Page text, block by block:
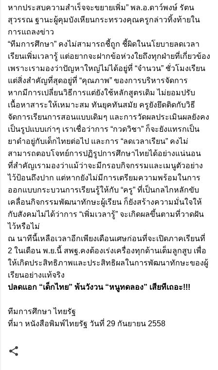
หากประสบความสำเร็จจะขยายเพิ่ม” พล.อ.ดาว์พงษ์ รัตน
สุวรรณ ฐานะผู้คุมบังเหียนกระทรวงคุณครูกล่าวทิ้งท้ายใน
การแถลงข่าว
“ทีมการศึกษา” คงไม่สามารถชี้ถูก ชี้ผิดในนโยบายลดเวลา
เรียนเพิ่มเวลารู้ แต่อยากจะฝากข้อห่วงใยถึงทุกฝ่ายที่เกี่ยวข้อง
เพราะเรามองว่าปัญหาใหญ่ไม่ได้อยู่ที่ “จำนวน” ชั่วโมงเรียน
แต่สิ่งสำคัญที่สุดอยู่ที่ “คุณภาพ” ของการบริหารจัดการ
หากมีการเปลี่ยนวิธีการแต่ยังใช้หลักสูตรเดิม ไม่ยอมปรับ
เนื้อหาสาระให้เหมาะสม ทันยุคทันสมัย ครูยังยึดติดกับวิธี
จัดการเรียนการสอนแบบเดิมๆ และการวัดผลประเมินผลยังคง
เป็นรูปแบบเก่าๆ เราเชื่อว่าการ “กวดวิชา” ก็จะยังแทรกเป็น
ยาดำอยู่กับเด็กไทยต่อไป และการ “ลดเวลาเรียน” คงไม่
สามารถตอบโจทย์การปฏิรูปการศึกษาไทยได้อย่างแน่นอน
ที่สำคัญเรามองว่าแม้ว่าจะมีกรอบกิจกรรมและเมนูตัวอย่าง
ไว้ป้อนถึงปาก แต่หากยังไม่มีการเตรียมความพร้อมในการ
ออกแบบกระบวนการเรียนรู้ให้กับ “ครู” ที่เป็นกลไกหลักขับ
เคลื่อนกิจกรรมพัฒนาทักษะผู้เรียน ก็ยังสร้างความมั่นใจให้
กับสังคมไม่ได้ว่าการ “เพิ่มเวลารู้” จะเกิดผลขึ้นตามที่วาดฝัน
ไว้หรือไม่
ณ นาทีนี้เหลือเวลาอีกเพียงเดือนเศษก่อนที่จะเปิดภาคเรียนที่
2 ในเดือน พ.ย.นี้ สพฐ.คงต้องเร่งเครื่องทุกด้านเต็มลูกสูบ เพื่อ
ให้เกิดประสิทธิภาพและประสิทธิผลในการพัฒนาทักษะของผู้
เรียนอย่างแท้จริง
ปลดแอก “เด็กไทย” พ้นวังวน “หนูทดลอง” เสียทีเถอะ!!!
ทีมการศึกษา ไทยรัฐ
ที่มา หนังสือพิมพ์ไทยรัฐ วันที่ 29 กันยายน 2558